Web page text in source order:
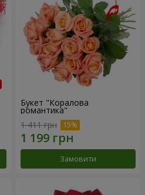
Букет "Коралова
романтика"
1 411 грн
Замовити